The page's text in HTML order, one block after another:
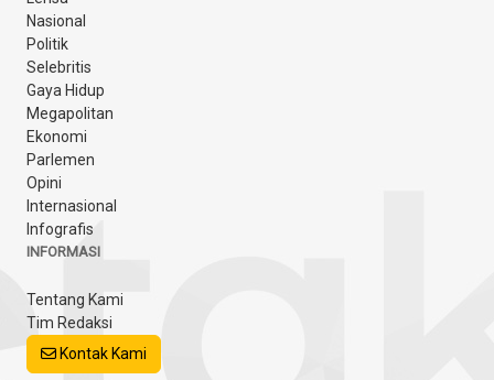
Nasional
Politik
Selebritis
Gaya Hidup
Megapolitan
Ekonomi
Parlemen
Opini
Internasional
Infografis
INFORMASI
Tentang Kami
Tim Redaksi
Kontak Kami